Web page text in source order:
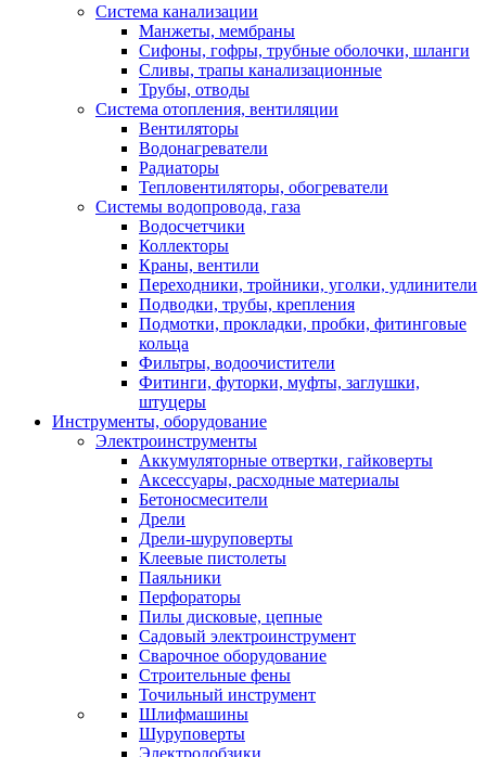
Система канализации
Манжеты, мембраны
Сифоны, гофры, трубные оболочки, шланги
Сливы, трапы канализационные
Трубы, отводы
Система отопления, вентиляции
Вентиляторы
Водонагреватели
Радиаторы
Тепловентиляторы, обогреватели
Системы водопровода, газа
Водосчетчики
Коллекторы
Краны, вентили
Переходники, тройники, уголки, удлинители
Подводки, трубы, крепления
Подмотки, прокладки, пробки, фитинговые
кольца
Фильтры, водоочистители
Фитинги, футорки, муфты, заглушки,
штуцеры
Инструменты, оборудование
Электроинструменты
Аккумуляторные отвертки, гайковерты
Аксессуары, расходные материалы
Бетоносмесители
Дрели
Дрели-шуруповерты
Клеевые пистолеты
Паяльники
Перфораторы
Пилы дисковые, цепные
Садовый электроинструмент
Сварочное оборудование
Строительные фены
Точильный инструмент
Шлифмашины
Шуруповерты
Электролобзики